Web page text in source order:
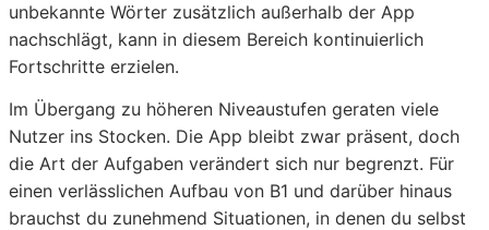
unbekannte Wörter zusätzlich außerhalb der App
nachschlägt, kann in diesem Bereich kontinuierlich
Fortschritte erzielen.
Im Übergang zu höheren Niveaustufen geraten viele
Nutzer ins Stocken. Die App bleibt zwar präsent, doch
die Art der Aufgaben verändert sich nur begrenzt. Für
einen verlässlichen Aufbau von B1 und darüber hinaus
brauchst du zunehmend Situationen, in denen du selbst